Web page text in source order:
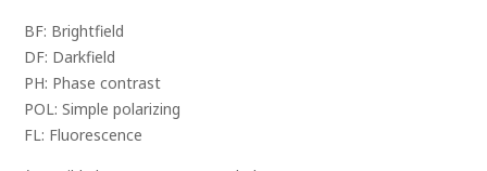
BF: Brightfield
DF: Darkfield
PH: Phase contrast
POL: Simple polarizing
FL: Fluorescence